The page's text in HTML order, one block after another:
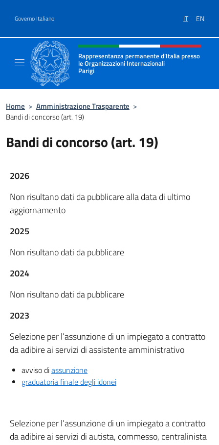
Governo Italiano IT EN
Intestazione sito, social e menù
Rappresentanza permanente d’Italia presso
le Organizzazioni Internazionali
Parigi
Sito Ufficiale della Rappresentanza
Home > Amministrazione Trasparente >
Bandi di concorso (art. 19)
Bandi di concorso (art. 19)
2026
Non risultano dati da pubblicare alla data di ultimo
aggiornamento
2025
Non risultano dati da pubblicare
2024
Non risultano dati da pubblicare
2023
Selezione per l’assunzione di un impiegato a contratto
da adibire ai servizi di assistente amministrativo
avviso diassunzione
graduatoria finale degli idonei
Selezione per l’assunzione di un impiegato a contratto
da adibire ai servizi di autista, commesso, centralinista